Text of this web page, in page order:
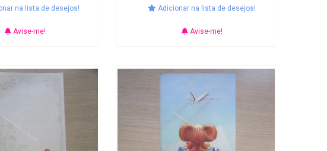
na lista de desejos!
Avise-me!
Adicionar na lista de desejos!
Avise-me!